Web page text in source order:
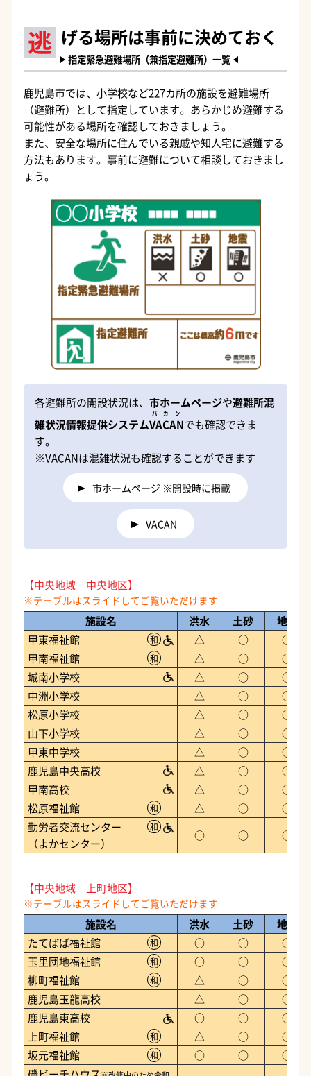
逃 げる場所は事前に決めておく
指定緊急避難場所（兼指定避難所）一覧
鹿児島市では、小学校など227カ所の施設を避難場所
（避難所）として指定しています。あらかじめ避難する
可能性がある場所を確認しておきましょう。
また、安全な場所に住んでいる親戚や知人宅に避難する
方法もあります。事前に避難について相談しておきまし
ょう。
各避難所の開設状況は、 市ホームページや避難所混
雑状況情報提供システムVACAN
バカン
でも確認できま
す。
※VACANは混雑状況も確認することができます
市ホームページ ※開設時に掲載
VACAN
【中央地域 中央地区】
施設名 洪水 土砂
地震
甲東福祉館
和 △ ○
○
甲南福祉館
和 △ ○
○
城南小学校
△ ○
○
中洲小学校
△ ○
○
松原小学校
△ ○
○
山下小学校
△ ○
○
甲東中学校
△ ○
○
鹿児島中央高校
△ ○
○
甲南高校
△ ○
○
松原福祉館
和 △ ○
○
勤労者交流センター
（よかセンター）
和
○ ○ ○
【中央地域 上町地区】
施設名 洪水 土砂
地震
たてばば福祉館
和 ○ ○
○
玉里団地福祉館
和 ○ ○
○
柳町福祉館
和 △ ○
○
鹿児島玉龍高校
△ ○
○
鹿児島東高校
○ ○
○
上町福祉館
和 △ ○
○
坂元福祉館
和 ○ ○
○